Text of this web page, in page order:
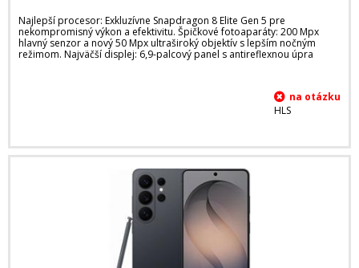
Najlepší procesor: Exkluzívne Snapdragon 8 Elite Gen 5 pre
nekompromisný výkon a efektivitu. Špičkové fotoaparáty: 200 Mpx
hlavný senzor a nový 50 Mpx ultraširoký objektív s lepším nočným
režimom. Najväčší displej: 6,9-palcový panel s antireflexnou úpra
HLS